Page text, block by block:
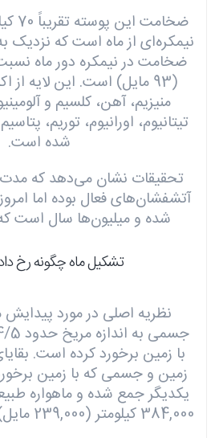
نیمکره‌ای از ماه است که نزدیک
(93 مایل) است. این لایه
منیزیم، آهن، کلسیم و
تیتانیوم، اورانیوم، توریم،
شده است.
تحقیقات نشان می‌دهد که
آتشفشان‌های فعال بوده اما
شده و میلیون‌ها سال است که
تشکیل ماه چگونه رخ
نظریه اصلی در مورد
با زمین برخورد کرده است.
زمین و جسمی که با زمین
یکدیگر جمع شده و ماهواره
384,000 کیلومتر (239,000 مایل) تشکیل داده است.